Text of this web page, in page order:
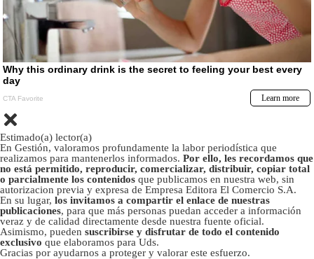
Estimado(a) lector(a)
En Gestión, valoramos profundamente la labor periodística que
realizamos para mantenerlos informados. Por ello, les recordamos que
no está permitido, reproducir, comercializar, distribuir, copiar total
o parcialmente los contenidos que publicamos en nuestra web, sin
autorizacion previa y expresa de Empresa Editora El Comercio S.A.
En su lugar, los invitamos a compartir el enlace de nuestras
publicaciones, para que más personas puedan acceder a información
veraz y de calidad directamente desde nuestra fuente oficial.
Asimismo, pueden suscribirse y disfrutar de todo el contenido
exclusivo que elaboramos para Uds.
Gracias por ayudarnos a proteger y valorar este esfuerzo.